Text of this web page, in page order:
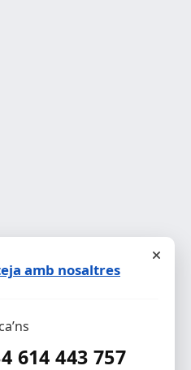
amb nosaltres
614 443 757